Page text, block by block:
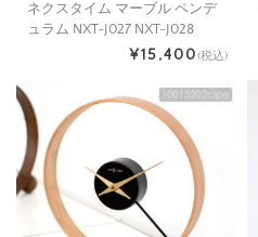
ネクスタイム マーブル ペンデ
ュラム NXT-J027 NXT-J028
¥15,400(税込)